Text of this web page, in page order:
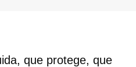
que protege, que